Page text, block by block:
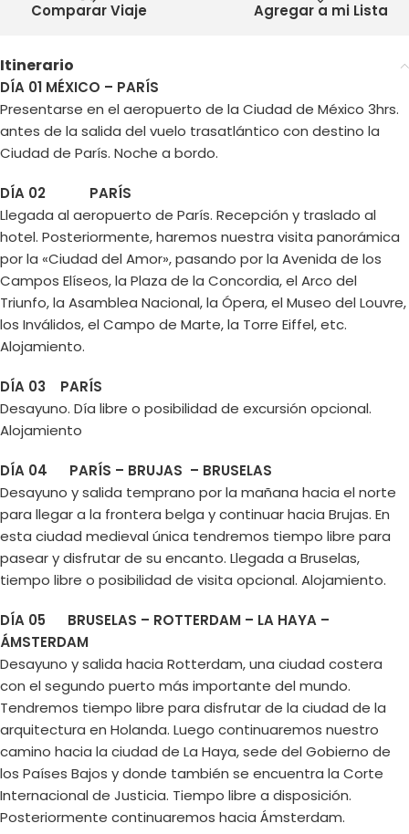
Comparar Viaje Agregar a mi Lista
Itinerario
DÍA 01 MÉXICO – PARÍS
Presentarse en el aeropuerto de la Ciudad de México 3hrs.
antes de la salida del vuelo trasatlántico con destino la
Ciudad de París. Noche a bordo.
DÍA 02 PARÍS
Llegada al aeropuerto de París. Recepción y traslado al
hotel. Posteriormente, haremos nuestra visita panorámica
por la «Ciudad del Amor», pasando por la Avenida de los
Campos Elíseos, la Plaza de la Concordia, el Arco del
Triunfo, la Asamblea Nacional, la Ópera, el Museo del Louvre,
los Inválidos, el Campo de Marte, la Torre Eiffel, etc.
Alojamiento.
DÍA 03 PARÍS
Desayuno. Día libre o posibilidad de excursión opcional.
Alojamiento
DÍA 04 PARÍS – BRUJAS – BRUSELAS
Desayuno y salida temprano por la mañana hacia el norte
para llegar a la frontera belga y continuar hacia Brujas. En
esta ciudad medieval única tendremos tiempo libre para
pasear y disfrutar de su encanto. Llegada a Bruselas,
tiempo libre o posibilidad de visita opcional. Alojamiento.
DÍA 05 BRUSELAS – ROTTERDAM – LA HAYA –
ÁMSTERDAM
Desayuno y salida hacia Rotterdam, una ciudad costera
con el segundo puerto más importante del mundo.
Tendremos tiempo libre para disfrutar de la ciudad de la
arquitectura en Holanda. Luego continuaremos nuestro
camino hacia la ciudad de La Haya, sede del Gobierno de
los Países Bajos y donde también se encuentra la Corte
Internacional de Justicia. Tiempo libre a disposición.
Posteriormente continuaremos hacia Ámsterdam.